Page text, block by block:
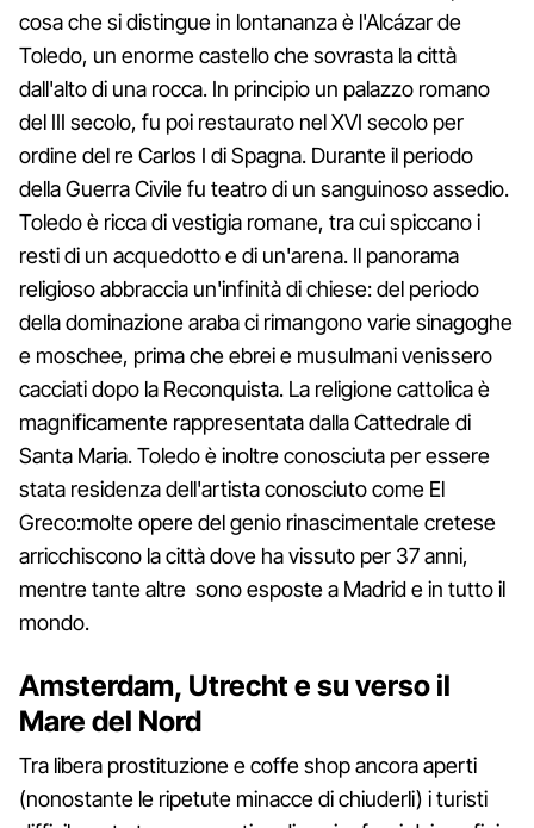
cosa che si distingue in lontananza è l'Alcázar de
Toledo, un enorme castello che sovrasta la città
dall'alto di una rocca. In principio un palazzo romano
del III secolo, fu poi restaurato nel XVI secolo per
ordine del re Carlos I di Spagna. Durante il periodo
della Guerra Civile fu teatro di un sanguinoso assedio.
Toledo è ricca di vestigia romane, tra cui spiccano i
resti di un acquedotto e di un'arena. Il panorama
religioso abbraccia un'infinità di chiese: del periodo
della dominazione araba ci rimangono varie sinagoghe
e moschee, prima che ebrei e musulmani venissero
cacciati dopo la Reconquista. La religione cattolica è
magnificamente rappresentata dalla Cattedrale di
Santa Maria. Toledo è inoltre conosciuta per essere
stata residenza dell'artista conosciuto come El
Greco:molte opere del genio rinascimentale cretese
arricchiscono la città dove ha vissuto per 37 anni,
mentre tante altre sono esposte a Madrid e in tutto il
mondo.
Amsterdam, Utrecht e su verso il
Mare del Nord
Tra libera prostituzione e coffe shop ancora aperti
(nonostante le ripetute minacce di chiuderli) i turisti